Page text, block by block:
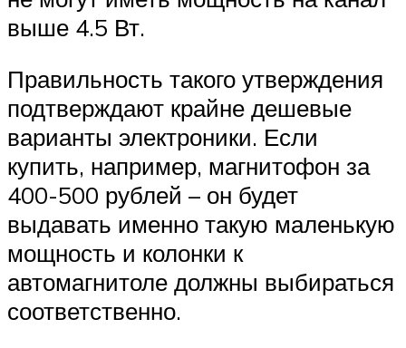
выше 4.5 Вт.
Правильность такого утверждения
подтверждают крайне дешевые
варианты электроники. Если
купить, например, магнитофон за
400-500 рублей – он будет
выдавать именно такую маленькую
мощность и колонки к
автомагнитоле должны выбираться
соответственно.